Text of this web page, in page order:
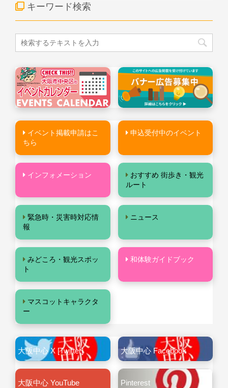
キーワード検索
イベント掲載申請はこ
ちら
申込受付中のイベント
インフォメーション
おすすめ 街歩き・観光
ルート
緊急時・災害時対応情
報
ニュース
みどころ・観光スポッ
ト
和体験ガイドブック
マスコットキャラクタ
ー
大阪中心 X [Twitter] 大阪中心 Facebook
大阪中心 YouTube Pinterest